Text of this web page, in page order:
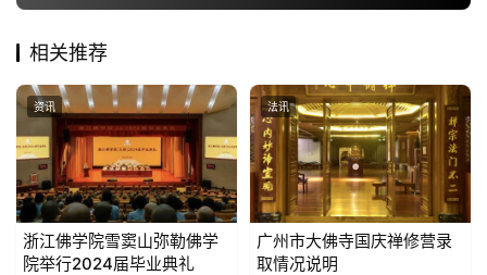
相关推荐
资讯
浙江佛学院雪窦山弥勒佛学
院举行2024届毕业典礼
法讯
广州市大佛寺国庆禅修营录
取情况说明